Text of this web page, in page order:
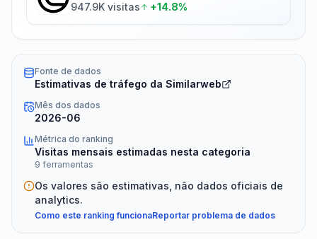
947.9K visitas +14.8%
Fonte de dados
Estimativas de tráfego da Similarweb
Mês dos dados
2026-06
Métrica do ranking
Visitas mensais estimadas nesta categoria
9 ferramentas
Os valores são estimativas, não dados oficiais de
analytics.
Como este ranking funcionaReportar problema de dados